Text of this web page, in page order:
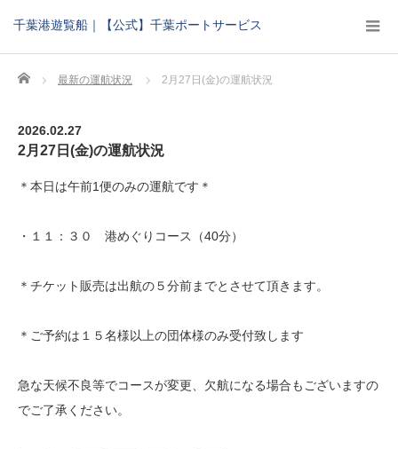
千葉港遊覧船｜【公式】千葉ポートサービス
Home 最新の運航状況 2月27日(金)の運航状況
2026.02.27
2月27日(金)の運航状況
＊本日は午前1便のみの運航です＊
・１１：３０ 港めぐりコース（40分）
＊チケット販売は出航の５分前までとさせて頂きます。
＊ご予約は１５名様以上の団体様のみ受付致します
急な天候不良等でコースが変更、欠航になる場合もございますの
でご了承ください。